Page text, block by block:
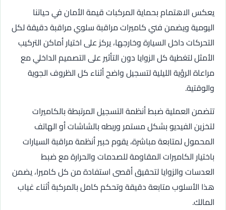
يعكس الاهتمام بحماية المركبات قيمة الأمان في حياتنا
اليومية ويضمن فني كاميرات مراقبة سلوي مراقبة دقيقة لكل
التحركات داخل السيارة وخارجها، يركز على اختيار أماكن التركيب
الأمثل لتغطية كل الزوايا دون التأثير على التصميم الداخلي مع
مراعاة الرؤية الليلية لتسجيل واضح أثناء كل الظروف الجوية
والوقتية.
تتضمن العملية ضبط أنظمة التسجيل المرتبطة بالكاميرات
لتخزين الفيديو بشكل مستمر وربطه بالشاشات أو الهاتف
المحمول لمتابعة مباشرة، يقوم خبير أنظمة مراقبة السيارات
باختيار الكاميرات المقاومة للصدمات والحرارة مع ضبط
العدسات والزوايا لتحقيق أقصى استفادة من كل كاميرا، يضمن
هذا الأسلوب متابعة دقيقة وتحكم كامل بالمركبة أثناء غياب
المالك.